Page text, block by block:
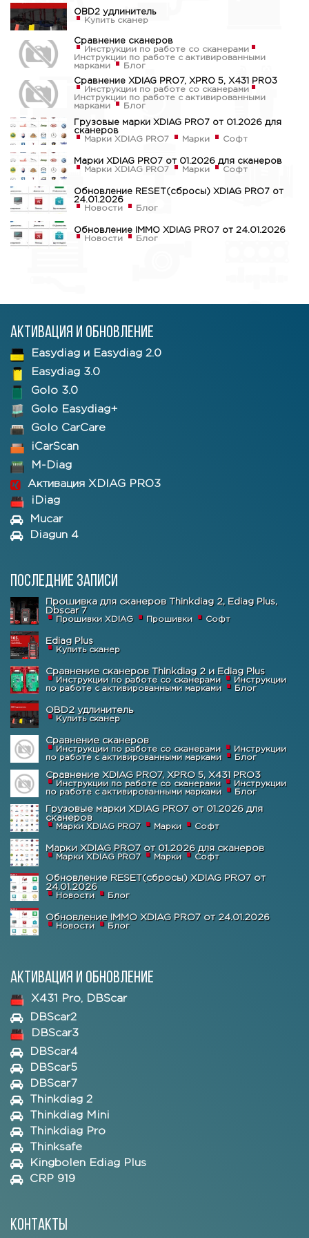
OBD2 удлинитель
Купить сканер
Сравнение сканеров
Инструкции по работе со сканерами
Инструкции по работе с активированными
марками
Блог
Сравнение XDIAG PRO7, XPRO 5, X431 PRO3
Инструкции по работе со сканерами
Инструкции по работе с активированными
марками
Блог
Грузовые марки XDIAG PRO7 от 01.2026 для
сканеров
Марки XDIAG PRO7
Марки Софт
Марки XDIAG PRO7 от 01.2026 для сканеров
Марки XDIAG PRO7
Марки Софт
Обновление RESET(сбросы) XDIAG PRO7 от
24.01.2026
Новости
Блог
Обновление IMMO XDIAG PRO7 от 24.01.2026
Новости
Блог
Активация и обновление
Easydiag и Easydiag 2.0
Easydiag 3.0
Golo 3.0
Golo Easydiag+
Golo CarCare
iCarScan
M-Diag
Активация XDIAG PRO3
iDiag
Mucar
Diagun 4
Последние записи
Прошивка для сканеров Thinkdiag 2, Ediag Plus,
Dbscar 7
Прошивки XDIAG Прошивки Софт
Ediag Plus
Купить сканер
Сравнение сканеров Thinkdiag 2 и Ediag Plus
Инструкции по работе со сканерами
Инструкции
по работе с активированными марками
Блог
OBD2 удлинитель
Купить сканер
Сравнение сканеров
Инструкции по работе со сканерами
Инструкции
по работе с активированными марками
Блог
Сравнение XDIAG PRO7, XPRO 5, X431 PRO3
Инструкции по работе со сканерами
Инструкции
по работе с активированными марками
Блог
Грузовые марки XDIAG PRO7 от 01.2026 для
сканеров
Марки XDIAG PRO7 Марки Софт
Марки XDIAG PRO7 от 01.2026 для сканеров
Марки XDIAG PRO7 Марки Софт
Обновление RESET(сбросы) XDIAG PRO7 от
24.01.2026
Новости Блог
Обновление IMMO XDIAG PRO7 от 24.01.2026
Новости Блог
Активация и обновление
X431 Pro, DBScar
DBScar2
DBScar3
DBScar4
DBScar5
DBScar7
Thinkdiag 2
Thinkdiag Mini
Thinkdiag Pro
Thinksafe
Kingbolen Ediag Plus
CRP 919
Контакты